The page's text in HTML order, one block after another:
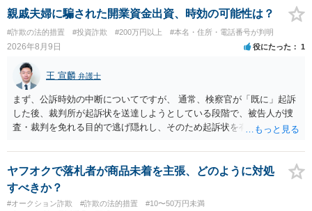
親戚夫婦に騙された開業資金出資、時効の可能性は？
#詐欺の法的措置 #投資詐欺 #200万円以上 #本名・住所・電話番号が判明
2026年8月9日 役にたった 1
王 宣麟 弁護士
まず、公訴時効の中断についてですが、 通常、検察官が「既に」起訴
した後、裁判所が起訴状を送達しようとしている段階で、被告人が捜
査・裁判を免れる目的で逃げ隠れし、そのため起訴状を有効に送達で
この規定によって時効が停止するわけではありません。 その意味で
は、刑事事件化するという部分ではややハードルが高いように見受け
られます。 他方で、相手方の住所等が特定できているのであれば、民
事事件として、損害賠償請求や貸金返還請求等により、裁判所を通じ
ヤフオクで落札者が商品未着を主張、どのように対処
すべきか？
#オークション詐欺 #詐欺の法的措置
#10〜50万円未満